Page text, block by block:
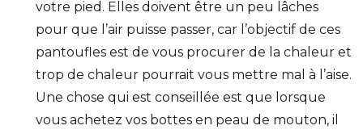
votre pied. Elles doivent être un peu lâches
pour que l’air puisse passer, car l’objectif de ces
pantoufles est de vous procurer de la chaleur et
trop de chaleur pourrait vous mettre mal à l’aise.
Une chose qui est conseillée est que lorsque
vous achetez vos bottes en peau de mouton, il